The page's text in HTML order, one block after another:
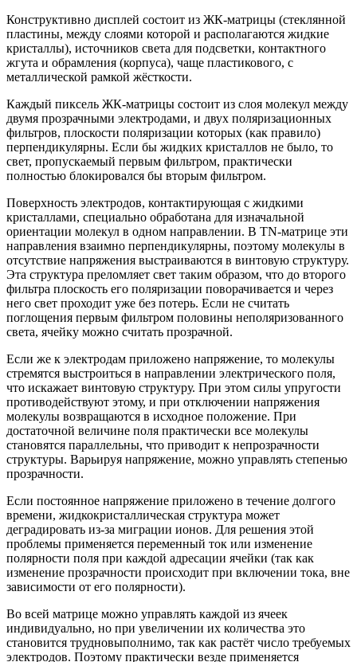
Конструктивно дисплей состоит из ЖК-матрицы (стеклянной
пластины, между слоями которой и располагаются жидкие
кристаллы), источников света для подсветки, контактного
жгута и обрамления (корпуса), чаще пластикового, с
металлической рамкой жёсткости.
Каждый пиксель ЖК-матрицы состоит из слоя молекул между
двумя прозрачными электродами, и двух поляризационных
фильтров, плоскости поляризации которых (как правило)
перпендикулярны. Если бы жидких кристаллов не было, то
свет, пропускаемый первым фильтром, практически
полностью блокировался бы вторым фильтром.
Поверхность электродов, контактирующая с жидкими
кристаллами, специально обработана для изначальной
ориентации молекул в одном направлении. В TN-матрице эти
направления взаимно перпендикулярны, поэтому молекулы в
отсутствие напряжения выстраиваются в винтовую структуру.
Эта структура преломляет свет таким образом, что до второго
фильтра плоскость его поляризации поворачивается и через
него свет проходит уже без потерь. Если не считать
поглощения первым фильтром половины неполяризованного
света, ячейку можно считать прозрачной.
Если же к электродам приложено напряжение, то молекулы
стремятся выстроиться в направлении электрического поля,
что искажает винтовую структуру. При этом силы упругости
противодействуют этому, и при отключении напряжения
молекулы возвращаются в исходное положение. При
достаточной величине поля практически все молекулы
становятся параллельны, что приводит к непрозрачности
структуры. Варьируя напряжение, можно управлять степенью
прозрачности.
Если постоянное напряжение приложено в течение долгого
времени, жидкокристаллическая структура может
деградировать из-за миграции ионов. Для решения этой
проблемы применяется переменный ток или изменение
полярности поля при каждой адресации ячейки (так как
изменение прозрачности происходит при включении тока, вне
зависимости от его полярности).
Во всей матрице можно управлять каждой из ячеек
индивидуально, но при увеличении их количества это
становится трудновыполнимо, так как растёт число требуемых
электродов. Поэтому практически везде применяется